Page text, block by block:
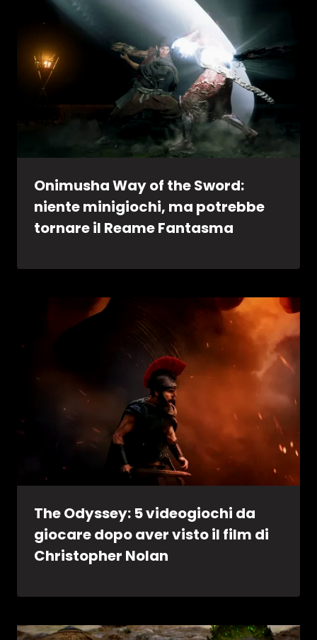
Onimusha Way of the Sword:
niente minigiochi, ma potrebbe
tornare il Reame Fantasma
The Odyssey: 5 videogiochi da
giocare dopo aver visto il film di
Christopher Nolan